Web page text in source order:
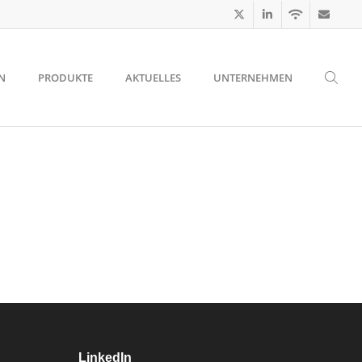
PRODUKTE AKTUELLES UNTERNEHMEN
LinkedIn